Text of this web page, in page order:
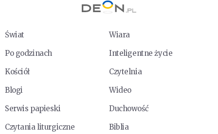
Świat
Wiara
Po godzinach
Inteligentne życie
Kościół
Czytelnia
Blogi
Wideo
Serwis papieski
Duchowość
Czytania liturgiczne
Biblia